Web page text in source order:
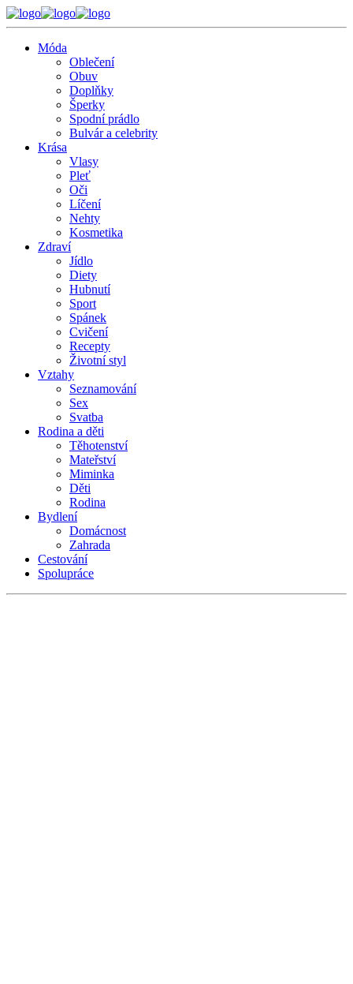
Móda
Oblečení
Obuv
Doplňky
Šperky
Spodní prádlo
Bulvár a celebrity
Krása
Vlasy
Pleť
Oči
Líčení
Nehty
Kosmetika
Zdraví
Jídlo
Diety
Hubnutí
Sport
Spánek
Cvičení
Recepty
Životní styl
Vztahy
Seznamování
Sex
Svatba
Rodina a děti
Těhotenství
Mateřství
Miminka
Děti
Rodina
Bydlení
Domácnost
Zahrada
Cestování
Spolupráce